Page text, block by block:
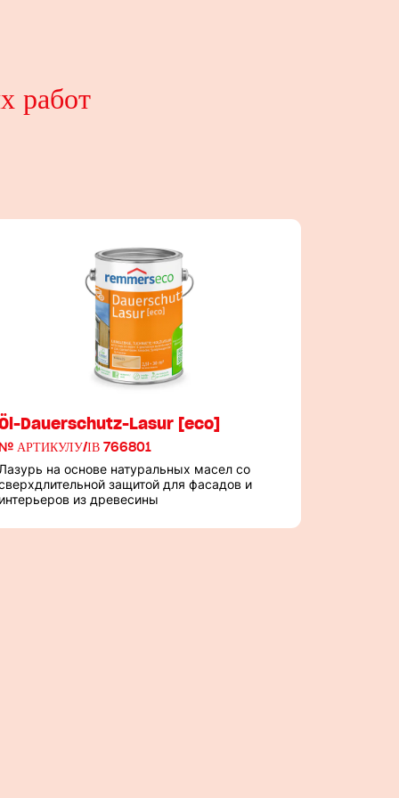
работ
Dauerschutz-Lasur [eco]
АРТИКУЛУ/ІВ 766801
на основе натуральных масел со
защитой для фасадов и
из древесины